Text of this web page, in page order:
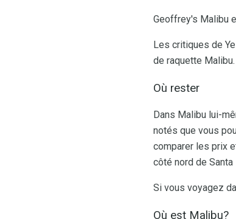
Geoffrey's Malibu
Les critiques de
de raquette Malibu.
Où rester
Dans Malibu lui-
notés que vous
comparer les prix
côté nord de
Si vous voyagez
Où est Malibu?